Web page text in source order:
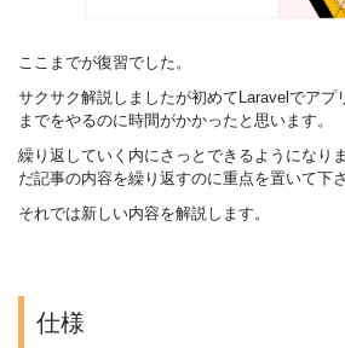
ここまでが復習でした。
サクサク解説しましたが初めてLaravelでアプ
までをやるのに時間がかかったと思います。
繰り返していく内にさっとできるようになり
だ記事の内容を繰り返すのに重点を置いて下さ
それでは新しい内容を解説します。
仕様